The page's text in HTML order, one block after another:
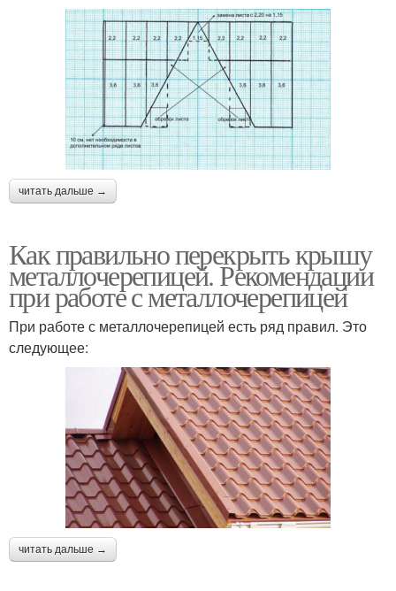
читать дальше →
Как правильно перекрыть крышу
металлочерепицей. Рекомендации
при работе с металлочерепицей
При работе с металлочерепицей есть ряд правил. Это
следующее:
читать дальше →